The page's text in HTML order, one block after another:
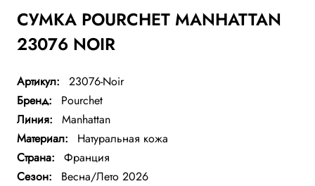
СУМКА POURCHET MANHATTAN
23076 NOIR
Артикул:
23076-Noir
Бренд:
Pourchet
Линия:
Manhattan
Материал:
Натуральная кожа
Страна:
Франция
Сезон:
Весна/Лето 2026